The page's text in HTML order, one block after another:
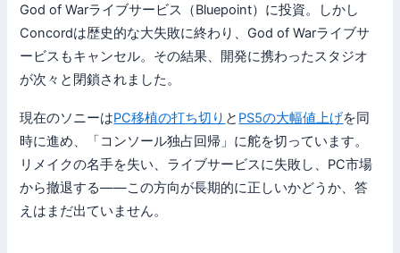
God of Warライブサービス（Bluepoint）に投資。しかし
Concordは歴史的な大失敗に終わり、God of Warライブサ
ービスもキャンセル。その結果、開発に携わったスタジオ
が次々と閉鎖されました。
現在のソニーはPC移植の打ち切り と PS5の大幅値上げを同
時に進め、「コンソール独占回帰」に舵を切っています。
リメイクの名手を失い、ライブサービスに失敗し、PC市場
から撤退する——この方向が長期的に正しいかどうか、答
えはまだ出ていません。